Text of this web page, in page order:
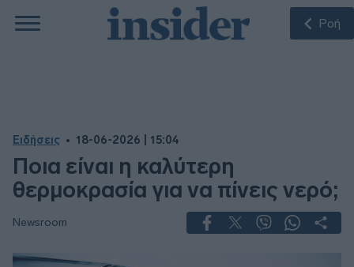
Ροή
Ειδήσεις 18-06-2026 | 15:04
Ποια είναι η καλύτερη
θερμοκρασία για να πίνεις νερό;
Newsroom